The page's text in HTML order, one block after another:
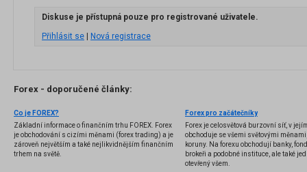
Diskuse je přístupná pouze pro registrované uživatele.
Přihlásit se
Nová registrace
Forex - doporučené články:
Co je FOREX?
Základní informace o finančním trhu FOREX. Forex
je obchodování s cizími měnami (forex trading) a je
zároveň největším a také nejlikvidnějším finančním
trhem na světě.
Forex pro začátečníky
Forex je celosvětová burzovní síť, v
obchoduje se všemi světovými
koruny. Na forexu obchodují banky,
brokeři a podobné instituce, ale také
otevřený všem.